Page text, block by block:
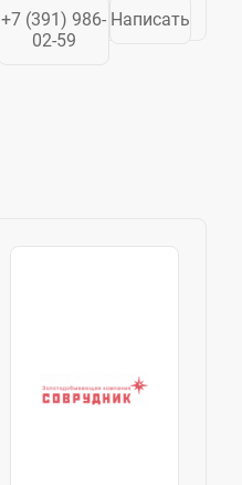
+7 (391) 986-
02-59
Написать